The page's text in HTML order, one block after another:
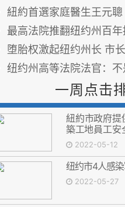
紐約首選家庭醫生王元聰
最高法院推翻纽约州百年
堕胎权激起纽约州长 市
纽约州高等法院法官：不是
一周点击
紐約市政府提
築工地員工安
增加就業機會
2022-05-12
纽约市4人感
2022-05-27